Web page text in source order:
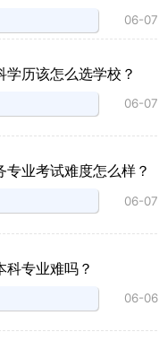
06-07
学历该怎么选学校？
06-07
专业考试难度怎么样？
06-07
科专业难吗？
06-06